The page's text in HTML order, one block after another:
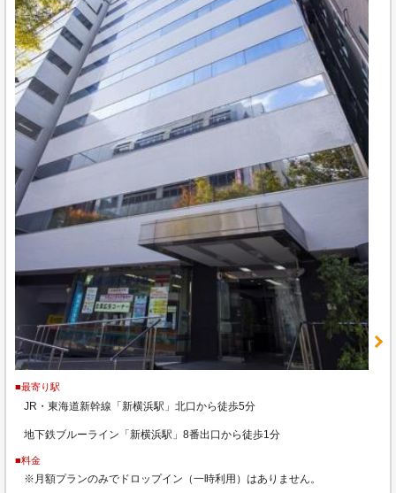
■最寄り駅
JR・東海道新幹線「新横浜駅」北口から徒歩5分
地下鉄ブルーライン「新横浜駅」8番出口から徒歩1分
■料金
※月額プランのみでドロップイン（一時利用）はありません。